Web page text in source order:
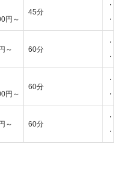
円～
45分
・
・
～ 60分
・
・
円～
60分
・
・
～ 60分
・
・